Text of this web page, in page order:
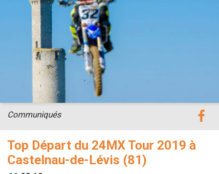
Top Départ du 24MX Tour 2019 à
Castelnau-de-Lévis (81)
Communiqués